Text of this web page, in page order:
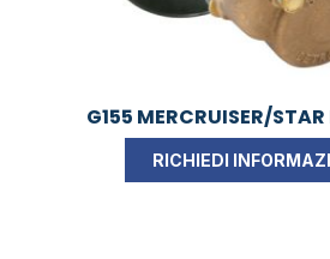
G155 MERCRUISER/STAR
RICHIEDI